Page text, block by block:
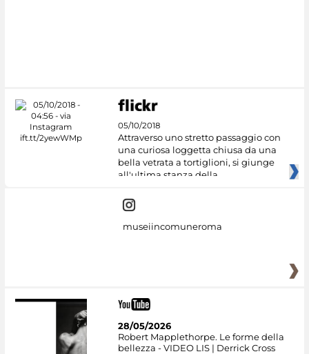
05/10/2018
Attraverso uno stretto passaggio con
una curiosa loggetta chiusa da una
bella vetrata a tortiglioni, si giunge
all'ultima stanza della
museiincomuneroma
28/05/2026
Robert Mapplethorpe. Le forme della
bellezza - VIDEO LIS | Derrick Cross